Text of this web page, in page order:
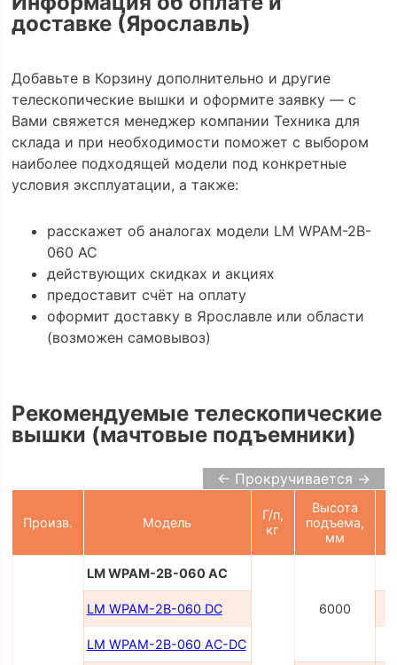
доставке (Ярославль)
Добавьте в Корзину дополнительно и другие
телескопические вышки и оформите заявку — с
Вами свяжется менеджер компании Техника для
склада и при необходимости поможет с выбором
наиболее подходящей модели под конкретные
условия эксплуатации, а также:
расскажет об аналогах модели LM WPAM-2B-
060 AC
действующих скидках и акциях
предоставит счёт на оплату
оформит доставку в Ярославле или области
(возможен самовывоз)
Рекомендуемые телескопические
вышки (мачтовые подъемники)
← Прокручивается →
Произв. Модель
Г/п,
кг
Высота
подъема,
мм
LM WPAM-2B-060 AC
6000
LM WPAM-2B-060 DC
LM WPAM-2B-060 AC-DC